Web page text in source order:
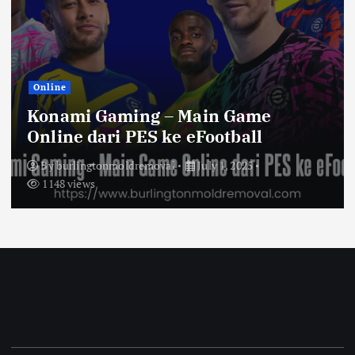
Online
Konami Gaming – Main Game
Online dari PES ke eFootball
Byburlingtonmoldremoval
July 1, 2025
1148 views